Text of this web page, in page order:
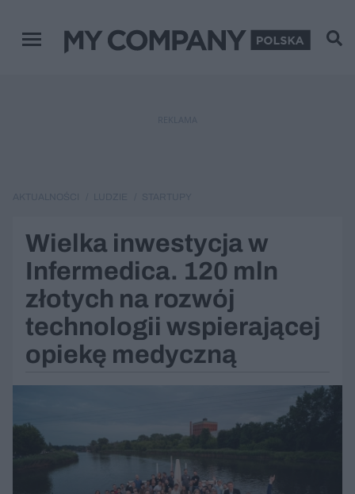
Menu główne
Wielka inwestycja w
Infermedica. 120 mln
złotych na rozwój
technologii wspierającej
opiekę medyczną